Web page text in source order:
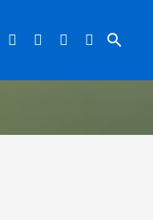
search